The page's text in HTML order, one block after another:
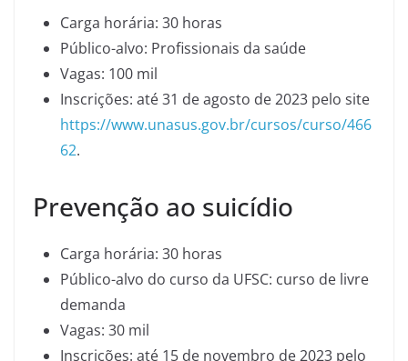
Carga horária: 30 horas
Público-alvo: Profissionais da saúde
Vagas: 100 mil
Inscrições: até 31 de agosto de 2023 pelo site
https://www.unasus.gov.br/cursos/curso/466
62.
Prevenção ao suicídio
Carga horária: 30 horas
Público-alvo do curso da UFSC: curso de livre
demanda
Vagas: 30 mil
Inscrições: até 15 de novembro de 2023 pelo